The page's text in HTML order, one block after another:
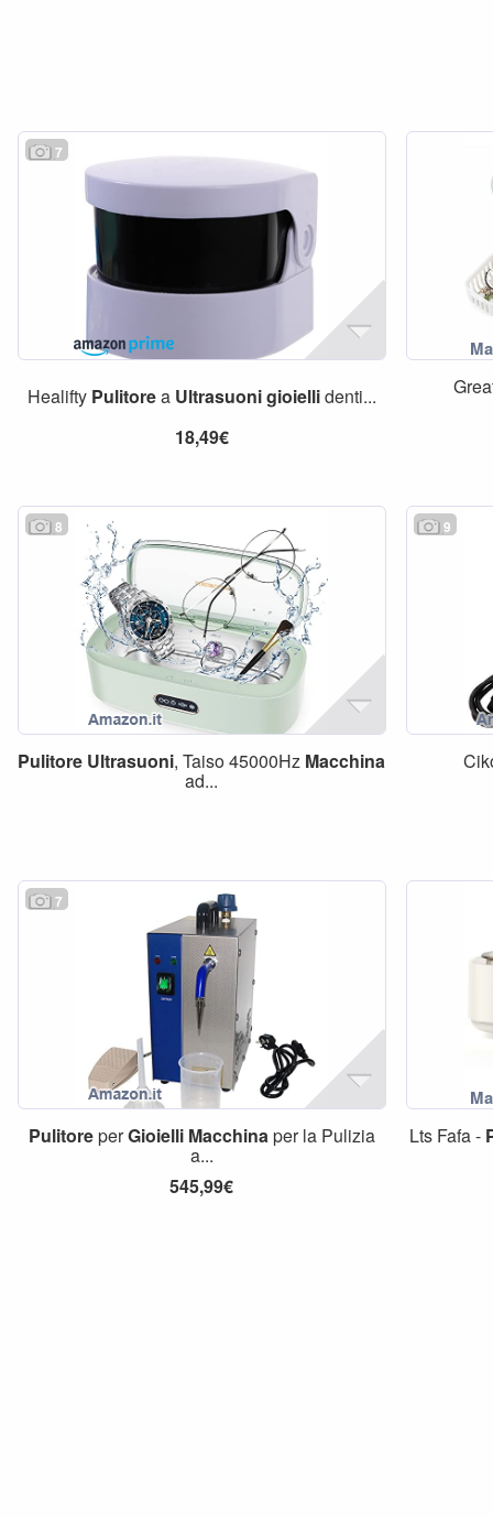
7
Healifty Pulitorea Ultrasuonigioiellidenti...
18,49€
8
Pulitore Ultrasuoni, Taiso 45000Hz Macchina
ad...
9
7
PulitoreperGioielli Macchinaper la Pulizia
a...
545,99€
Lts Fafa -